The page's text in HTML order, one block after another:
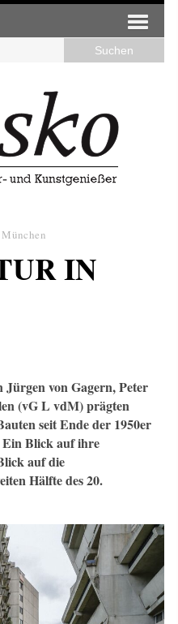
IN
von Gagern, Peter
(vG L vdM) prägten
seit Ende der 1950er
Blick auf ihre
auf die
Hälfte des 20.